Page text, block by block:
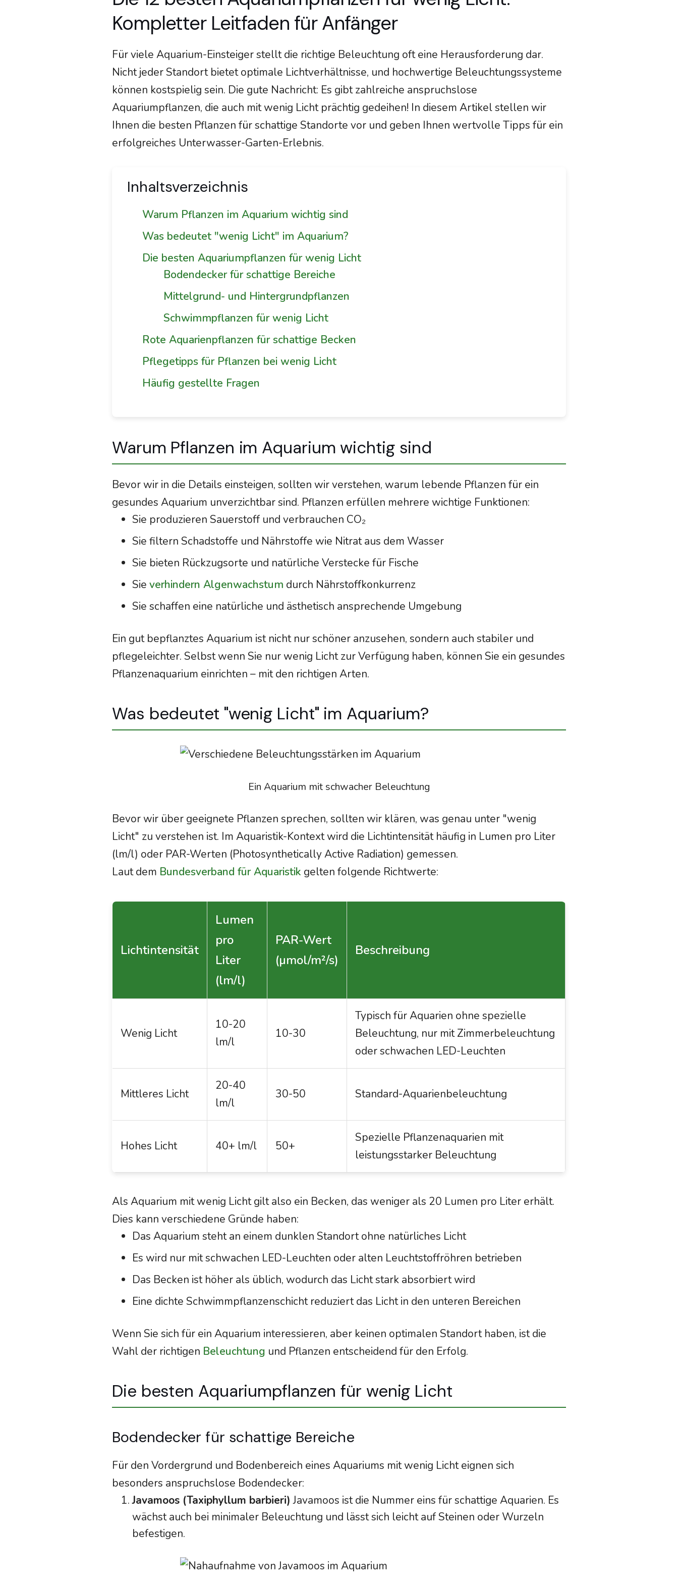
Kompletter Leitfaden für Anfänger
Für viele Aquarium-Einsteiger stellt die richtige Beleuchtung oft eine Herausforderung dar.
Nicht jeder Standort bietet optimale Lichtverhältnisse, und hochwertige Beleuchtungssysteme
können kostspielig sein. Die gute Nachricht: Es gibt zahlreiche anspruchslose
Aquariumpflanzen, die auch mit wenig Licht prächtig gedeihen! In diesem Artikel stellen wir
Ihnen die besten Pflanzen für schattige Standorte vor und geben Ihnen wertvolle Tipps für ein
erfolgreiches Unterwasser-Garten-Erlebnis.
Inhaltsverzeichnis
Warum Pflanzen im Aquarium wichtig sind
Was bedeutet "wenig Licht" im Aquarium?
Die besten Aquariumpflanzen für wenig Licht
Bodendecker für schattige Bereiche
Mittelgrund- und Hintergrundpflanzen
Schwimmpflanzen für wenig Licht
Rote Aquarienpflanzen für schattige Becken
Pflegetipps für Pflanzen bei wenig Licht
Häufig gestellte Fragen
Warum Pflanzen im Aquarium wichtig sind
Bevor wir in die Details einsteigen, sollten wir verstehen, warum lebende Pflanzen für ein
gesundes Aquarium unverzichtbar sind. Pflanzen erfüllen mehrere wichtige Funktionen:
Sie produzieren Sauerstoff und verbrauchen CO₂
Sie filtern Schadstoffe und Nährstoffe wie Nitrat aus dem Wasser
Sie bieten Rückzugsorte und natürliche Verstecke für Fische
Sieverhindern Algenwachstum durch Nährstoffkonkurrenz
Sie schaffen eine natürliche und ästhetisch ansprechende Umgebung
Ein gut bepflanztes Aquarium ist nicht nur schöner anzusehen, sondern auch stabiler und
pflegeleichter. Selbst wenn Sie nur wenig Licht zur Verfügung haben, können Sie ein gesundes
Pflanzenaquarium einrichten – mit den richtigen Arten.
Was bedeutet "wenig Licht" im Aquarium?
Ein Aquarium mit schwacher Beleuchtung
Bevor wir über geeignete Pflanzen sprechen, sollten wir klären, was genau unter "wenig
Licht" zu verstehen ist. Im Aquaristik-Kontext wird die Lichtintensität häufig in Lumen pro Liter
(lm/l) oder PAR-Werten (Photosynthetically Active Radiation) gemessen.
Laut dem Bundesverband für Aquaristik gelten folgende Richtwerte:
Lichtintensität
Lumen
pro
Liter
(lm/l)
PAR-Wert
(µmol/m²/s)
Beschreibung
Wenig Licht
10-20
lm/l
10-30
Typisch für Aquarien ohne spezielle
Beleuchtung, nur mit Zimmerbeleuchtung
oder schwachen LED-Leuchten
Mittleres Licht
20-40
lm/l
30-50 Standard-Aquarienbeleuchtung
Hohes Licht 40+ lm/l 50+
Spezielle Pflanzenaquarien mit
leistungsstarker Beleuchtung
Als Aquarium mit wenig Licht gilt also ein Becken, das weniger als 20 Lumen pro Liter erhält.
Dies kann verschiedene Gründe haben:
Das Aquarium steht an einem dunklen Standort ohne natürliches Licht
Es wird nur mit schwachen LED-Leuchten oder alten Leuchtstoffröhren betrieben
Das Becken ist höher als üblich, wodurch das Licht stark absorbiert wird
Eine dichte Schwimmpflanzenschicht reduziert das Licht in den unteren Bereichen
Wenn Sie sich für ein Aquarium interessieren, aber keinen optimalen Standort haben, ist die
Wahl der richtigen Beleuchtung und Pflanzen entscheidend für den Erfolg.
Die besten Aquariumpflanzen für wenig Licht
Bodendecker für schattige Bereiche
Für den Vordergrund und Bodenbereich eines Aquariums mit wenig Licht eignen sich
besonders anspruchslose Bodendecker:
Javamoos (Taxiphyllum barbieri) Javamoos ist die Nummer eins für schattige Aquarien. Es
wächst auch bei minimaler Beleuchtung und lässt sich leicht auf Steinen oder Wurzeln
befestigen.